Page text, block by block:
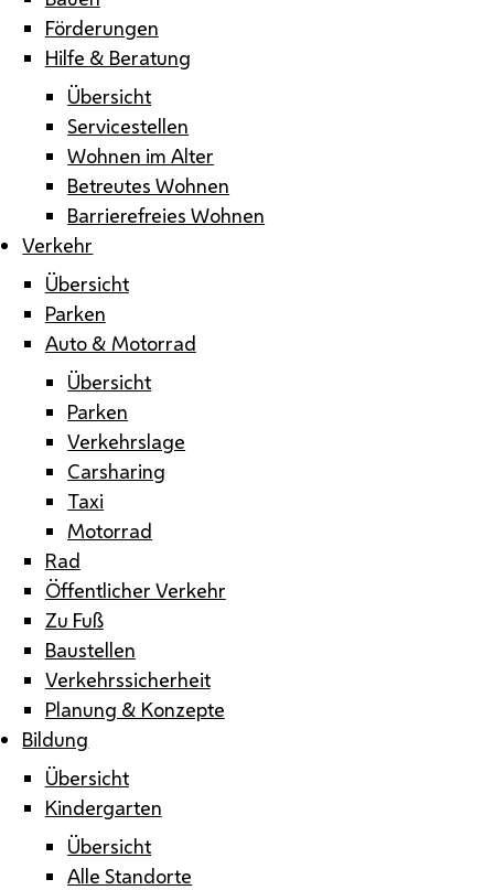
Förderungen
Hilfe & Beratung
Übersicht
Servicestellen
Wohnen im Alter
Betreutes Wohnen
Barrierefreies Wohnen
Verkehr
Übersicht
Parken
Auto & Motorrad
Übersicht
Parken
Verkehrslage
Carsharing
Taxi
Motorrad
Rad
Öffentlicher Verkehr
Zu Fuß
Baustellen
Verkehrssicherheit
Planung & Konzepte
Bildung
Übersicht
Kindergarten
Übersicht
Alle Standorte